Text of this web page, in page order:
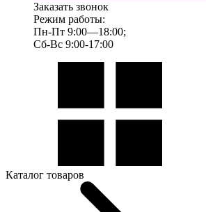
Заказать звонок
Режим работы:
Пн-Пт 9:00—18:00;
Сб-Вс 9:00-17:00
Каталог товаров